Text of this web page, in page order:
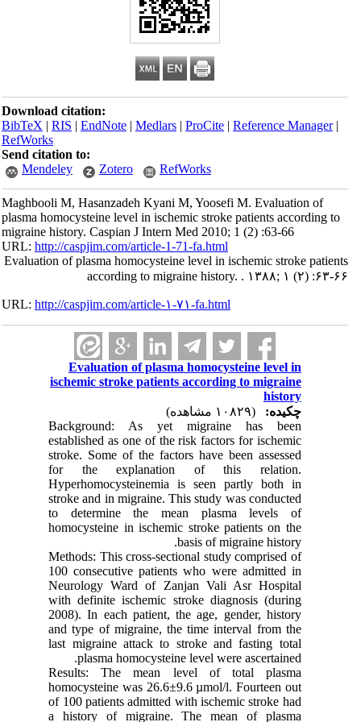
Download citation:
BibTeX|RIS|EndNote|Medlars|ProCite|Reference Manager
RefWorks
Send citation to:
Mendeley
Zotero RefWorks
Maghbooli M, Hasanzadeh Kyani M, Yoosefi M. Evaluation of
plasma homocysteine level in ischemic stroke patients according to
migraine history. Caspian J Intern Med 2010; 1 (2) :63-66
URL:http://caspjim.com/article-1-71-fa.html
Evaluation of plasma homocysteine level in ischemic stroke patients
according to migraine history. . ۱۳۸۸; ۱ (۲) :۶۳-۶۶
URL:http://caspjim.com/article-۱-۷۱-fa.html
Evaluation of plasma homocysteine level in
ischemic stroke patients according to migraine
history
چکیده:
Background: As yet migraine has been
established as one of the risk factors for ischemic
stroke. Some of the factors have been assessed
for the explanation of this relation.
Hyperhomocysteinemia is seen partly both in
stroke and in migraine. This study was conducted
to determine the mean plasma levels of
homocysteine in ischemic stroke patients on the
basis of migraine history.
Methods: This cross-sectional study comprised of
100 consecutive patients who were admitted in
Neurology Ward of Zanjan Vali Asr Hospital
with definite ischemic stroke diagnosis (during
2008). In each patient, the age, gender, history
and type of migraine, the time interval from the
last migraine attack to stroke and fasting total
plasma homocysteine level were ascertained.
Results: The mean level of total plasma
homocysteine was 26.6±9.6 µmol/l. Fourteen out
of 100 patients admitted with ischemic stroke had
a history of migraine. The mean of plasma